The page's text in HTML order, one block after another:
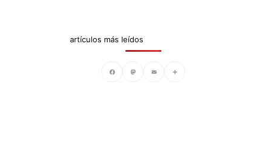
artículos más leídos